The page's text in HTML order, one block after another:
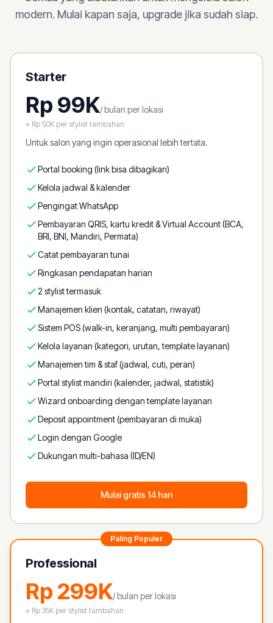
modern. Mulai kapan saja, upgrade jika sudah siap.
Starter
Rp 99K/ bulan per lokasi
+ Rp 50K per stylist tambahan
Untuk salon yang ingin operasional lebih tertata.
Portal booking (link bisa dibagikan)
Kelola jadwal & kalender
Pengingat WhatsApp
Pembayaran QRIS, kartu kredit & Virtual Account (BCA,
BRI, BNI, Mandiri, Permata)
Catat pembayaran tunai
Ringkasan pendapatan harian
2 stylist termasuk
Manajemen klien (kontak, catatan, riwayat)
Sistem POS (walk-in, keranjang, multi pembayaran)
Kelola layanan (kategori, urutan, template layanan)
Manajemen tim & staf (jadwal, cuti, peran)
Portal stylist mandiri (kalender, jadwal, statistik)
Wizard onboarding dengan template layanan
Deposit appointment (pembayaran di muka)
Login dengan Google
Dukungan multi-bahasa (ID/EN)
Mulai gratis 14 hari
Paling Populer
Professional
Rp 299K/ bulan per lokasi
+ Rp 35K per stylist tambahan